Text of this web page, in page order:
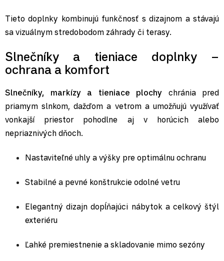
Tieto doplnky kombinujú funkčnosť s dizajnom a stávajú
sa vizuálnym stredobodom záhrady či terasy.
Slnečníky a tieniace doplnky –
ochrana a komfort
Slnečníky, markízy a tieniace plochy chránia pred
priamym slnkom, dažďom a vetrom a umožňujú využívať
vonkajší priestor pohodlne aj v horúcich alebo
nepriaznivých dňoch.
Nastaviteľné uhly a výšky pre optimálnu ochranu
Stabilné a pevné konštrukcie odolné vetru
Elegantný dizajn dopĺňajúci nábytok a celkový štýl
exteriéru
Ľahké premiestnenie a skladovanie mimo sezóny